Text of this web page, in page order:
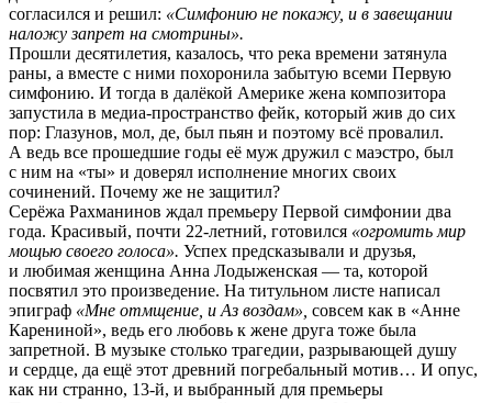
согласился и решил: «Симфонию не покажу, и в завещании
наложу запрет на смотрины».
Прошли десятилетия, казалось, что река времени затянула
раны, а вместе с ними похоронила забытую всеми Первую
симфонию. И тогда в далёкой Америке жена композитора
запустила в медиа-пространство фейк, который жив до сих
пор: Глазунов, мол, де, был пьян и поэтому всё провалил.
А ведь все прошедшие годы её муж дружил с маэстро, был
с ним на «ты» и доверял исполнение многих своих
сочинений. Почему же не защитил?
Серёжа Рахманинов ждал премьеру Первой симфонии два
года. Красивый, почти 22-летний, готовился «огромить мир
мощью своего голоса». Успех предсказывали и друзья,
и любимая женщина Анна Лодыженская — та, которой
посвятил это произведение. На титульном листе написал
эпиграф «Мне отмщение, и Аз воздам», совсем как в «Анне
Карениной», ведь его любовь к жене друга тоже была
запретной. В музыке столько трагедии, разрывающей душу
и сердце, да ещё этот древний погребальный мотив… И опус,
как ни странно, 13-й, и выбранный для премьеры